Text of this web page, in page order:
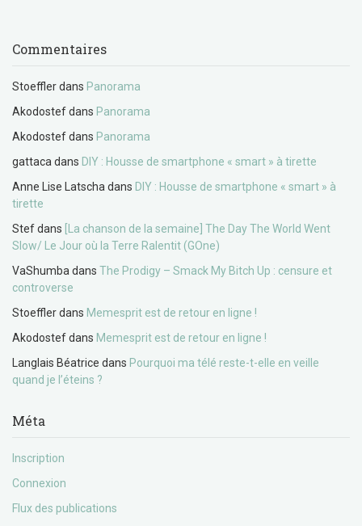
Commentaires
Stoefflerdans Panorama
Akodostefdans Panorama
Akodostefdans Panorama
gattaca dans DIY : Housse de smartphone « smart » à tirette
Anne Lise Latscha dans DIY : Housse de smartphone « smart » à
tirette
Stefdans
[La chanson de la semaine] The Day The World Went
Slow/ Le Jour où la Terre Ralentit (GOne)
VaShumba dans The Prodigy – Smack My Bitch Up : censure et
controverse
Stoefflerdans Memesprit est de retour en ligne !
Akodostefdans Memesprit est de retour en ligne !
Langlais Béatrice dans Pourquoi ma télé reste-t-elle en veille
quand je l’éteins ?
Méta
Inscription
Connexion
Flux des publications